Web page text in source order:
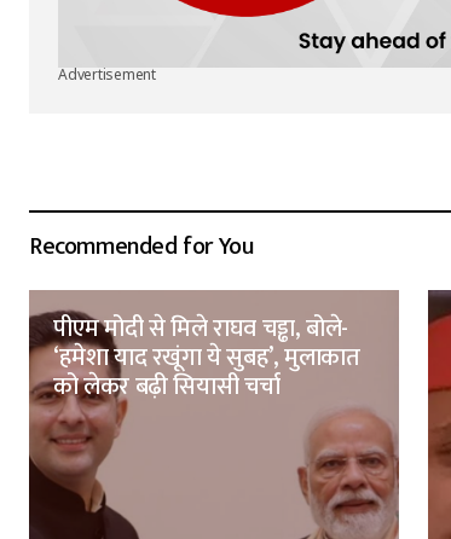
Advertisement
Recommended for You
पीएम मोदी से मिले राघव चड्ढा, बोले-
‘हमेशा याद रखूंगा ये सुबह’, मुलाकात
को लेकर बढ़ी सियासी चर्चा